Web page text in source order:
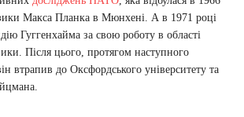
Макса Планка в Мюнхені. А в 1971 році
Гуггенхайма за свою роботу в області
Після цього, протягом наступного
втрапив до Оксфордського університету та